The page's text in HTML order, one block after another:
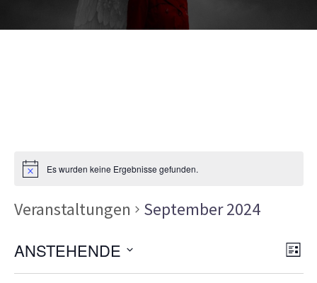
Es wurden keine Ergebnisse gefunden.
Veranstaltungen September 2024
LISTE
ANSTEHENDE
Datum